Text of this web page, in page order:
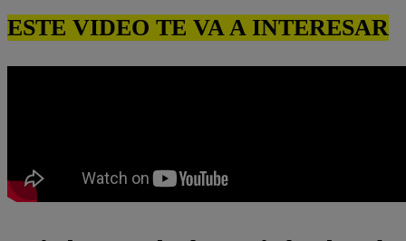
ESTE VIDEO TE VA A INTERESAR